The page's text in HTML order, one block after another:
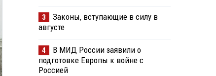
3
Законы, вступающие в силу в
августе
4
В МИД России заявили о
подготовке Европы к войне с
Россией